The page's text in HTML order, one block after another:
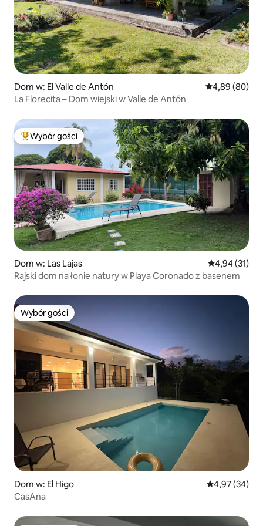
Dom w: El Valle de Antón Średnia
4,89 (80)
La Florecita – Dom wiejski w Valle de Antón
Najpopularniejsze z kategorii Wybór gości
Wybór gości
Dom w: Las Lajas Średnia
4,94 (31)
Rajski dom na łonie natury w Playa Coronado z basenem
Wybór gości
Wybór gości
Dom w: El Higo Średnia
4,97 (34)
CasAna